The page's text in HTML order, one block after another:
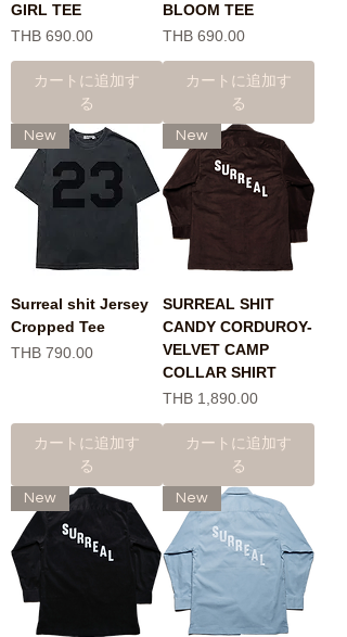
GIRL TEE
価格
THB 690.00
カートに追加す
る
BLOOM TEE
価格
THB 690.00
カートに追加す
る
New
Surreal shit Jersey
Cropped Tee
価格
THB 790.00
カートに追加す
る
New
SURREAL SHIT
CANDY CORDUROY-
VELVET CAMP
COLLAR SHIRT
価格
THB 1,890.00
カートに追加す
る
New New